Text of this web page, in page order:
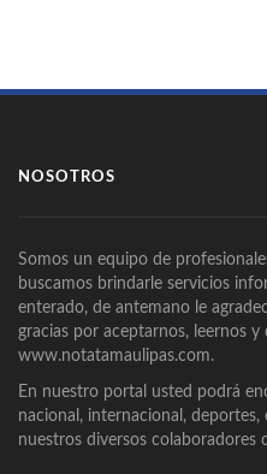
NOSOTROS
Somos un equipo de
buscamos brindarle servicios
enterado, de antemano le
gracias por aceptarnos, leernos y
www.notatamaulipas.com.
En nuestro portal usted podrá
nacional, internacional,
nuestros diversos colaboradores